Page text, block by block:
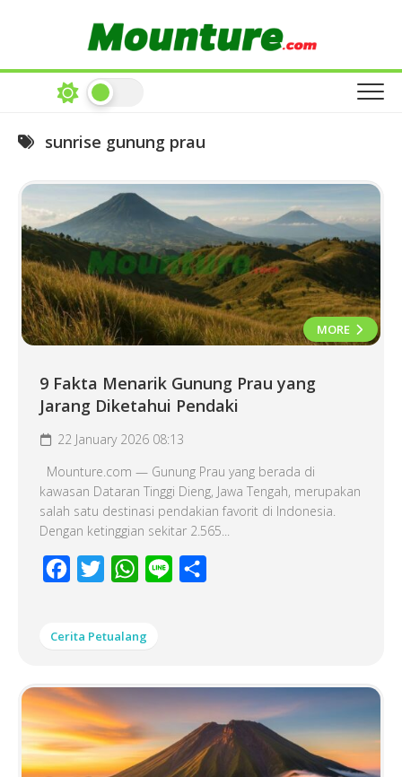
sunrise gunung prau
MORE
9 Fakta Menarik Gunung Prau yang
Jarang Diketahui Pendaki
22 January 2026 08:13
Mounture.com — Gunung Prau yang berada di
kawasan Dataran Tinggi Dieng, Jawa Tengah, merupakan
salah satu destinasi pendakian favorit di Indonesia.
Dengan ketinggian sekitar 2.565...
Facebook
Twitter WhatsApp
Line
Cerita Petualang